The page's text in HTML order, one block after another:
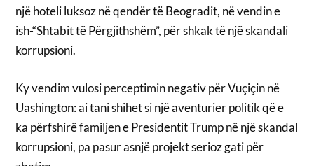
një hoteli luksoz në qendër të Beogradit, në vendin e
ish-“Shtabit të Përgjithshëm”, për shkak të një skandali
korrupsioni.
Ky vendim vulosi perceptimin negativ për Vuçiçin në
Uashington: ai tani shihet si një aventurier politik që e
ka përfshirë familjen e Presidentit Trump në një skandal
korrupsioni, pa pasur asnjë projekt serioz gati për